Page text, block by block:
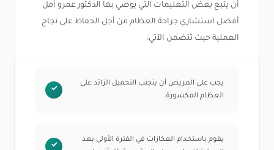
أن يتبع بعض التعليمات التي يوصي بها الدكتور عمرو أمل
أفضل استشاري جراحة العظام من أجل الحفاظ على نجاح
العملية حيث تتضمن الآتي:
يجب على المريض أن يتجنب التحميل الزائد على
العظام المكسورة.
يقوم باستخدام العكازات في الفترة الأولى بعد